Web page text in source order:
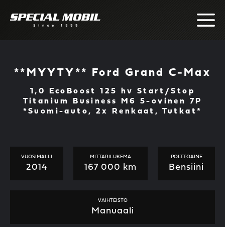
**MYYTY** Ford Grand C-Max
1,0 EcoBoost 125 hv Start/Stop
Titanium Business M6 5-ovinen 7P
*Suomi-auto, 2x Renkaat, Tutkat*
VUOSIMALLI
2014
MITTARILUKEMA
167 000 km
POLTTOAINE
Bensiini
VAIHTEISTO
Manuaali